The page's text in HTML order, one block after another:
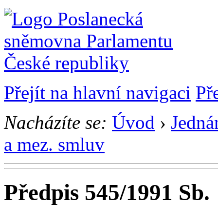
Přejít na hlavní navigaci
Nacházíte se: Úvod ›
a mez. smluv
Předpis 545/1991 Sb.